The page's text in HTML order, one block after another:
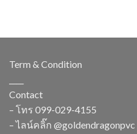
Term & Condition
Contact
– โทร 099-029-4155
– ไลน์คลิ๊ก @goldendragonpvc